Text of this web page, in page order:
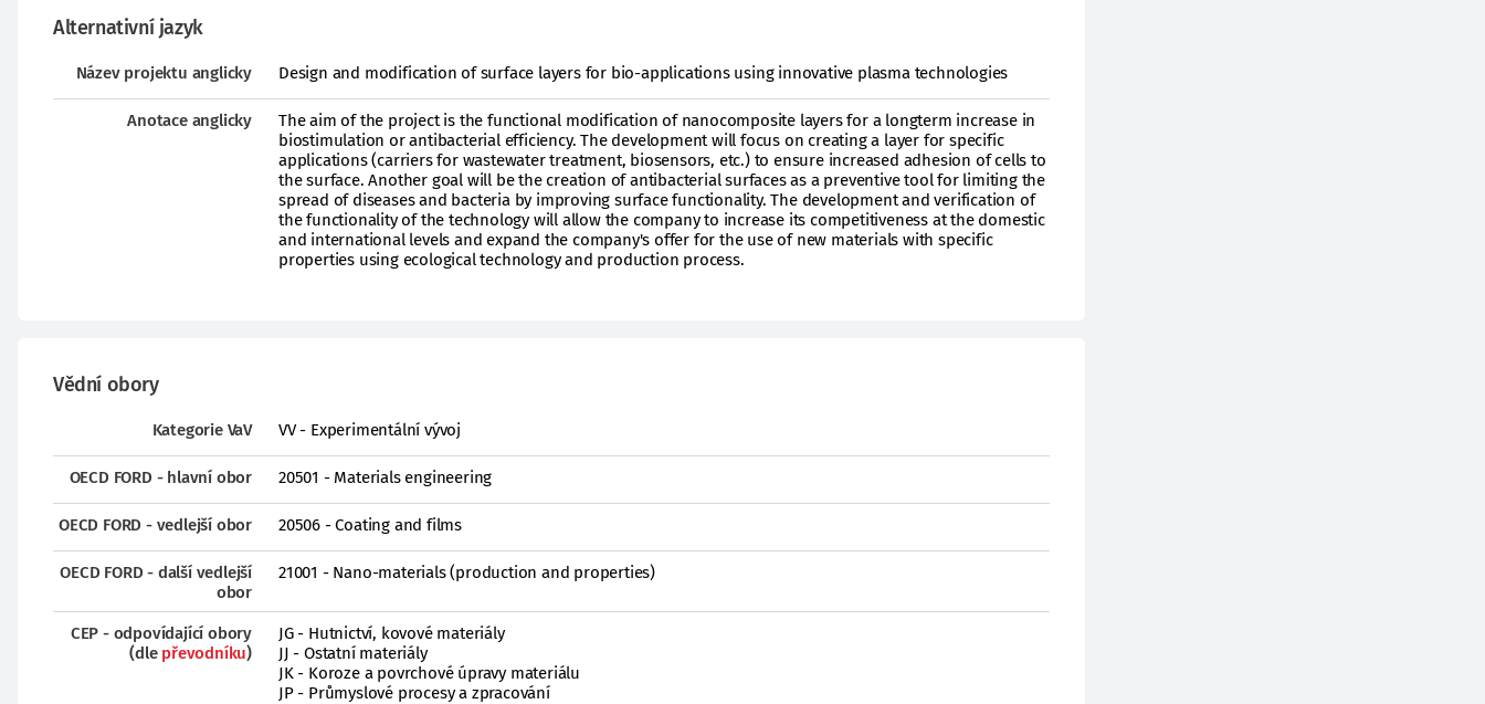
Alternativní jazyk
Název projektu anglicky Design and modification of surface layers for bio-applications using innovative plasma technologies
Anotace anglicky
The aim of the project is the functional modification of nanocomposite layers for a longterm increase in
biostimulation or antibacterial efficiency. The development will focus on creating a layer for specific
applications (carriers for wastewater treatment, biosensors, etc.) to ensure increased adhesion of cells to
the surface. Another goal will be the creation of antibacterial surfaces as a preventive tool for limiting the
spread of diseases and bacteria by improving surface functionality. The development and verification of
the functionality of the technology will allow the company to increase its competitiveness at the domestic
and international levels and expand the company's offer for the use of new materials with specific
properties using ecological technology and production process.
Vědní obory
Kategorie VaV VV - Experimentální vývoj
OECD FORD - hlavní obor 20501 - Materials engineering
OECD FORD - vedlejší obor 20506 - Coating and films
OECD FORD - další vedlejší
obor
21001 - Nano-materials (production and properties)
CEP - odpovídající obory
(dle převodníku)
JG - Hutnictví, kovové materiály
JJ - Ostatní materiály
JK - Koroze a povrchové úpravy materiálu
JP - Průmyslové procesy a zpracování